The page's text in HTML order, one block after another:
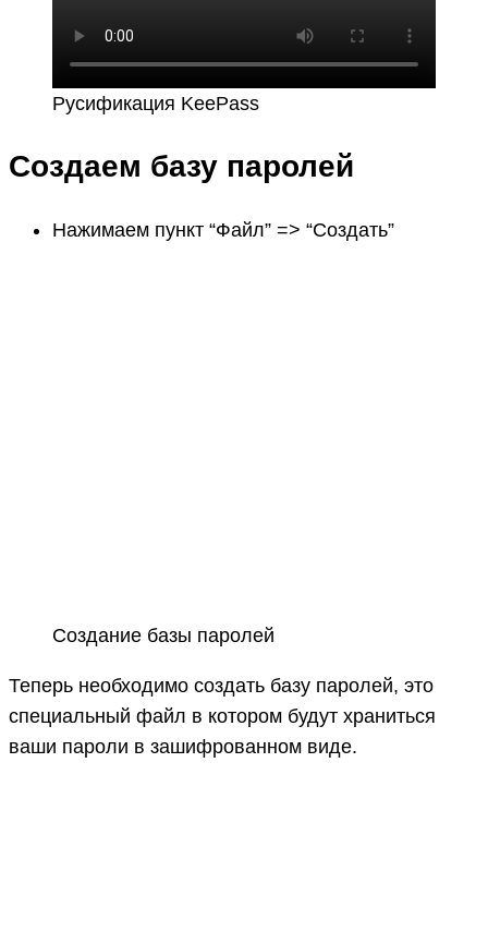
Русификация KeePass
Создаем базу паролей
Нажимаем пункт “Файл” => “Создать”
Создание базы паролей
Теперь необходимо создать базу паролей, это
специальный файл в котором будут храниться
ваши пароли в зашифрованном виде.